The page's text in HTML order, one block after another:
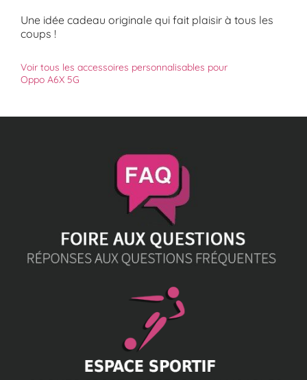
Une idée cadeau originale qui fait plaisir à tous les
coups !
Voir tous les accessoires personnalisables pour
Oppo A6X 5G